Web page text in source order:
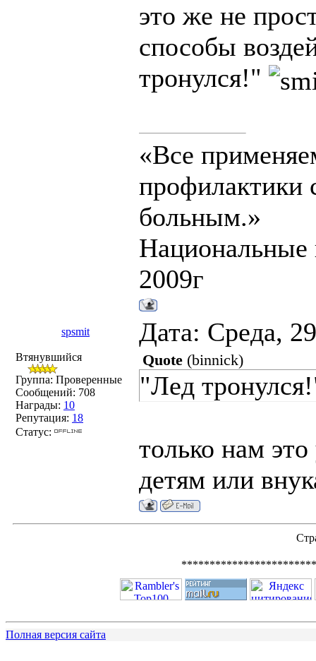
это же не
способы
тронулся!"
«Все
профилактики
больным.»
2009г
spsmit Дата: Среда,
Втянувшийся
Группа: Проверенные
Сообщений: 708
Награды: 10
Репутация: 18
Статус:
Quote (binnick)
"Лед
только нам
детям или
Полная версия сайта